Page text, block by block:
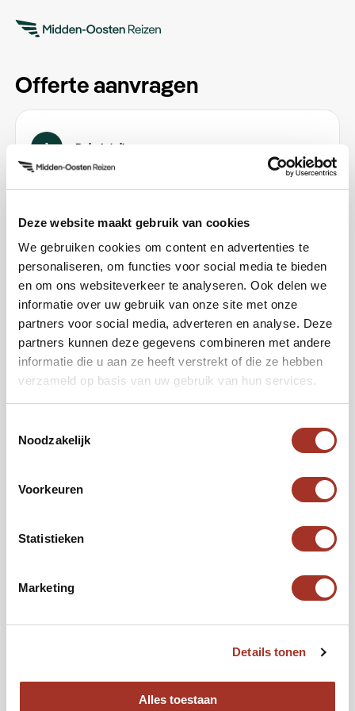
Deze website maakt gebruik van cookies
We gebruiken cookies om content en advertenties te
personaliseren, om functies voor social media te bieden
en om ons websiteverkeer te analyseren. Ook delen we
informatie over uw gebruik van onze site met onze
partners voor social media, adverteren en analyse. Deze
partners kunnen deze gegevens combineren met andere
informatie die u aan ze heeft verstrekt of die ze hebben
verzameld op basis van uw gebruik van hun services.
Noodzakelijk
Voorkeuren
Statistieken
Marketing
Details tonen
Alles toestaan
Offerte aanvragen
1 Reisdetails
Email
Vertrekdatum
Datum kiezen
Flexibel
Het totaal aantal
€2.000
Volgende